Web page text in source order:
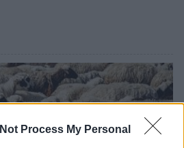
Process My Personal